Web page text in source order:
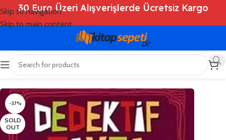
Skip to navigation
Skip to main content
30 Euro Üzeri Alışverişlerde Ücretsiz Kargo
Ana Sayfa Shop
-37%
SOLD
OUT